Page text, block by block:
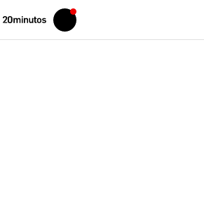
Volver
Iniciar
sesión